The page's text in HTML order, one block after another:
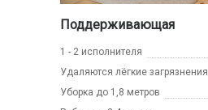
Поддерживающая
1 - 2 исполнителя
Удаляются лёгкие загрязнения
Уборка до 1,8 метров